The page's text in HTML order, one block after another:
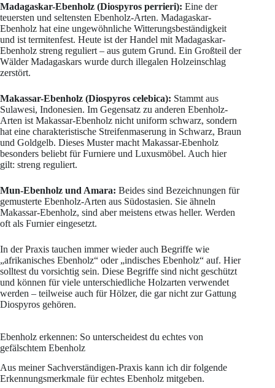
Madagaskar-Ebenholz (Diospyros perrieri): Eine der
teuersten und seltensten Ebenholz-Arten. Madagaskar-
Ebenholz hat eine ungewöhnliche Witterungsbeständigkeit
und ist termitenfest. Heute ist der Handel mit Madagaskar-
Ebenholz streng reguliert – aus gutem Grund. Ein Großteil der
Wälder Madagaskars wurde durch illegalen Holzeinschlag
zerstört.
Makassar-Ebenholz (Diospyros celebica): Stammt aus
Sulawesi, Indonesien. Im Gegensatz zu anderen Ebenholz-
Arten ist Makassar-Ebenholz nicht uniform schwarz, sondern
hat eine charakteristische Streifenmaserung in Schwarz, Braun
und Goldgelb. Dieses Muster macht Makassar-Ebenholz
besonders beliebt für Furniere und Luxusmöbel. Auch hier
gilt: streng reguliert.
Mun-Ebenholz und Amara: Beides sind Bezeichnungen für
gemusterte Ebenholz-Arten aus Südostasien. Sie ähneln
Makassar-Ebenholz, sind aber meistens etwas heller. Werden
oft als Furnier eingesetzt.
In der Praxis tauchen immer wieder auch Begriffe wie
„afrikanisches Ebenholz“ oder „indisches Ebenholz“ auf. Hier
solltest du vorsichtig sein. Diese Begriffe sind nicht geschützt
und können für viele unterschiedliche Holzarten verwendet
werden – teilweise auch für Hölzer, die gar nicht zur Gattung
Diospyros gehören.
Ebenholz erkennen: So unterscheidest du echtes von
gefälschtem Ebenholz
Aus meiner Sachverständigen-Praxis kann ich dir folgende
Erkennungsmerkmale für echtes Ebenholz mitgeben.